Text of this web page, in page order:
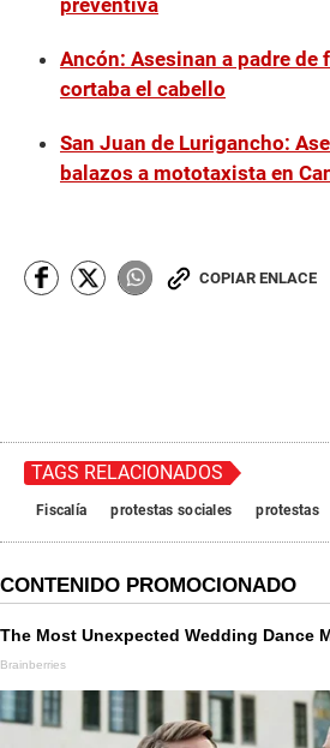
Ancón: Asesinan a padre de
cortaba el cabello
San Juan de Lurigancho:
balazos a mototaxista en
COPIAR ENLACE
TAGS RELACIONADOS
Fiscalía protestas sociales protestas